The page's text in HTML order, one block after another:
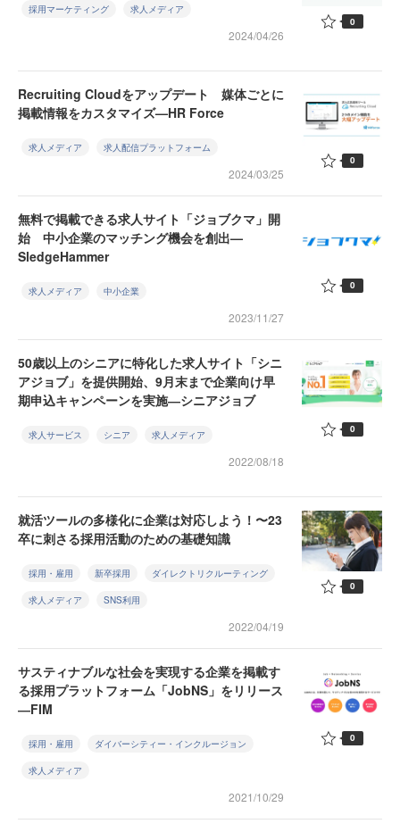
採用マーケティング 求人メディア
2024/04/26
0
Recruiting Cloudをアップデート 媒体ごとに
掲載情報をカスタマイズ—HR Force
求人メディア 求人配信プラットフォーム
2024/03/25
0
無料で掲載できる求人サイト「ジョブクマ」開
始 中小企業のマッチング機会を創出—
SledgeHammer
求人メディア 中小企業
2023/11/27
0
50歳以上のシニアに特化した求人サイト「シニ
アジョブ」を提供開始、9月末まで企業向け早
期申込キャンペーンを実施―シニアジョブ
求人サービス シニア 求人メディア
2022/08/18
0
就活ツールの多様化に企業は対応しよう！〜23
卒に刺さる採用活動のための基礎知識
採用・雇用 新卒採用 ダイレクトリクルーティング
求人メディア SNS利用
2022/04/19
0
サスティナブルな社会を実現する企業を掲載す
る採用プラットフォーム「JobNS」をリリース
―FIM
採用・雇用 ダイバーシティー・インクルージョン
求人メディア
2021/10/29
0